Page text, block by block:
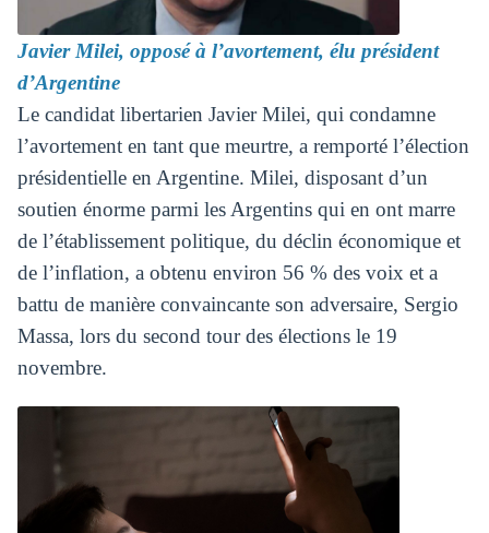
Javier Milei, opposé à l’avortement, élu président
d’Argentine
Le candidat libertarien Javier Milei, qui condamne
l’avortement en tant que meurtre, a remporté l’élection
présidentielle en Argentine. Milei, disposant d’un
soutien énorme parmi les Argentins qui en ont marre
de l’établissement politique, du déclin économique et
de l’inflation, a obtenu environ 56 % des voix et a
battu de manière convaincante son adversaire, Sergio
Massa, lors du second tour des élections le 19
novembre.